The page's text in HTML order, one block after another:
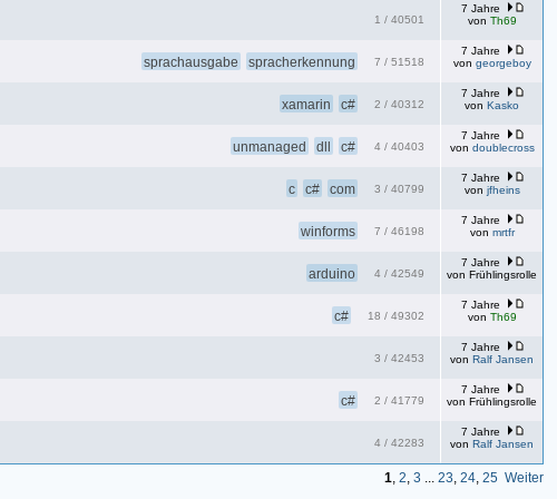
1 / 40501
7 Jahre
von Th69
7 / 51518
sprachausgabe spracherkennung
7 Jahre
von georgeboy
2 / 40312
xamarin c#
7 Jahre
von Kasko
4 / 40403
unmanaged dll c#
7 Jahre
von doublecross
3 / 40799
c c# com
7 Jahre
von jfheins
7 / 46198
winforms
7 Jahre
von mrtfr
4 / 42549
arduino
7 Jahre
von Frühlingsrolle
18 / 49302
c#
7 Jahre
von Th69
3 / 42453
7 Jahre
von Ralf Jansen
2 / 41779
c#
7 Jahre
von Frühlingsrolle
4 / 42283
7 Jahre
von Ralf Jansen
1, 2, 3 ... 23, 24, 25 Weiter